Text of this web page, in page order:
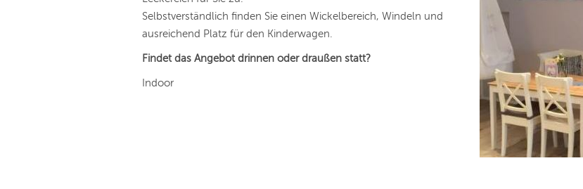
Selbstverständlich finden Sie einen Wickelbereich, Windeln und
ausreichend Platz für den Kinderwagen.
Findet das Angebot drinnen oder draußen statt?
Indoor